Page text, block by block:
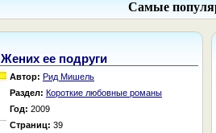
Самые
Жених ее подруги
Автор: Рид Мишель
Раздел: Короткие любовные романы
Год: 2009
Страниц: 39